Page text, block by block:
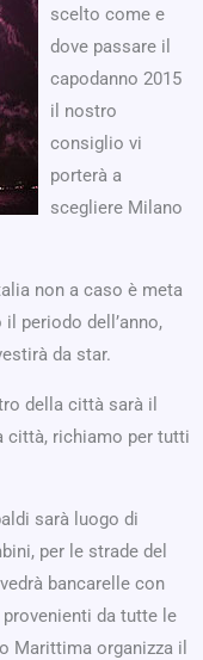
scelto come e
dove passare il
capodanno 2015
il nostro
consiglio vi
porterà a
scegliere Milano
non a caso è meta
periodo dell’anno,
da star.
della città sarà il
città, richiamo per tutti
sarà luogo di
per le strade del
bancarelle con
da tutte le
Marittima organizza il